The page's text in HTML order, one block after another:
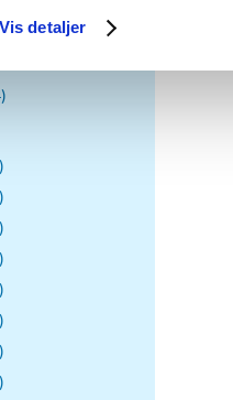
Vis detaljer